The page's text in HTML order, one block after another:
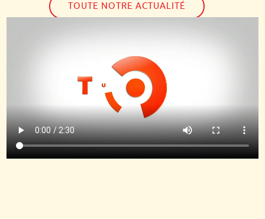
TOUTE NOTRE ACTUALITÉ